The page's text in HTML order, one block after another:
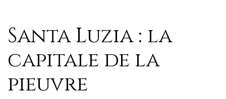
Santa Luzia : la
capitale de la
pieuvre